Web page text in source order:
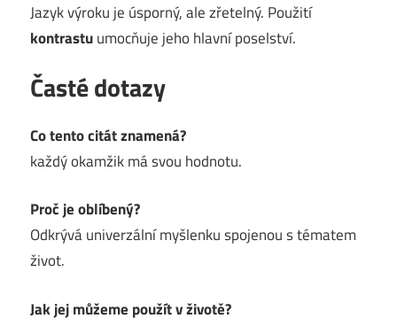
Jazyk výroku je úsporný, ale zřetelný. Použití
kontrastuumocňuje jeho hlavní poselství.
Časté dotazy
Co tento citát znamená?
každý okamžik má svou hodnotu.
Proč je oblíbený?
Odkrývá univerzální myšlenku spojenou s tématem
život.
Jak jej můžeme použít v životě?